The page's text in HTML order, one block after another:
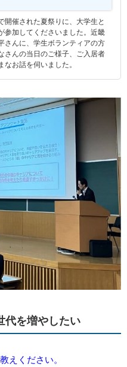
開催された夏祭りに、大学生と
参加してくださいました。近畿
さんに、学生ボランティアの方
さんの当日のご様子、ご入居者
お話を伺いました。
代を増やしたい
ください。